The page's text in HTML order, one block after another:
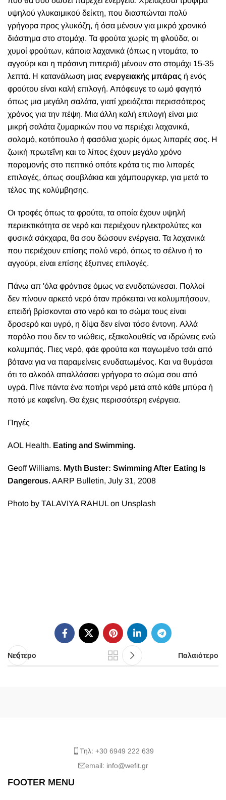
υψηλού γλυκαιμικού δείκτη, που διασπώνται πολύ
γρήγορα προς γλυκόζη, ή όσα μένουν για μικρό χρονικό
διάστημα στο στομάχι. Τα φρούτα χωρίς τη φλούδα, οι
χυμοί φρούτων, κάποια λαχανικά (όπως η ντομάτα, το
αγγούρι και η πράσινη πιπεριά) μένουν στο στομάχι 15-35
λεπτά. Η κατανάλωση μιας ενεργειακής μπάρας ή ενός
φρούτου είναι καλή επιλογή. Απόφευγε το ωμό φαγητό
όπως μια μεγάλη σαλάτα, γιατί χρειάζεται περισσότερος
χρόνος για την πέψη. Μια άλλη καλή επιλογή είναι μια
μικρή σαλάτα ζυμαρικών που να περιέχει λαχανικά,
σολομό, κοτόπουλο ή φασόλια χωρίς όμως λιπαρές σος. Η
ζωική πρωτεΐνη και το λίπος έχουν μεγάλο χρόνο
παραμονής στο πεπτικό οπότε κράτα τις πιο λιπαρές
επιλογές, όπως σουβλάκια και χάμπουργκερ, για μετά το
τέλος της κολύμβησης.
Οι τροφές όπως τα φρούτα, τα οποία έχουν υψηλή
περιεκτικότητα σε νερό και περιέχουν ηλεκτρολύτες και
φυσικά σάκχαρα, θα σου δώσουν ενέργεια. Τα λαχανικά
που περιέχουν επίσης πολύ νερό, όπως το σέλινο ή το
αγγούρι, είναι επίσης έξυπνες επιλογές.
Πάνω απ 'όλα φρόντισε όμως να ενυδατώνεσαι. Πολλοί
δεν πίνουν αρκετό νερό όταν πρόκειται να κολυμπήσουν,
επειδή βρίσκονται στο νερό και το σώμα τους είναι
δροσερό και υγρό, η δίψα δεν είναι τόσο έντονη. Αλλά
παρόλο που δεν το νιώθεις, εξακολουθείς να ιδρώνεις ενώ
κολυμπάς. Πιες νερό, φάε φρούτα και παγωμένο τσάι από
βότανα για να παραμείνεις ενυδατωμένος. Και να θυμάσαι
ότι το αλκοόλ απαλλάσσει γρήγορα το σώμα σου από
υγρά. Πίνε πάντα ένα ποτήρι νερό μετά από κάθε μπύρα ή
ποτό με καφεΐνη. Θα έχεις περισσότερη ενέργεια.
Πηγές
AOL Health. Eating and Swimming.
Geoff Williams. Myth Buster: Swimming After Eating Is
Dangerous.AARP Bulletin, July 31, 2008
Photo by TALAVIYA RAHUL on Unsplash
Νεότερο Παλαιότερο
Τηλ: +30 6949 222 639
email: info@wefit.gr
FOOTER MENU